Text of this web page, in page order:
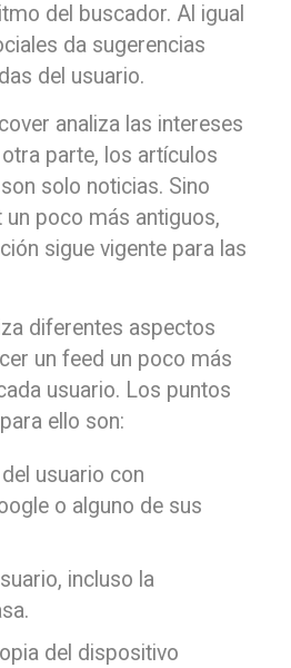
del buscador. Al igual
da sugerencias
del usuario.
analiza las intereses
parte, los artículos
solo noticias. Sino
poco más antiguos,
sigue vigente para las
diferentes aspectos
un feed un poco más
usuario. Los puntos
ello son:
usuario con
o alguno de sus
incluso la
del dispositivo